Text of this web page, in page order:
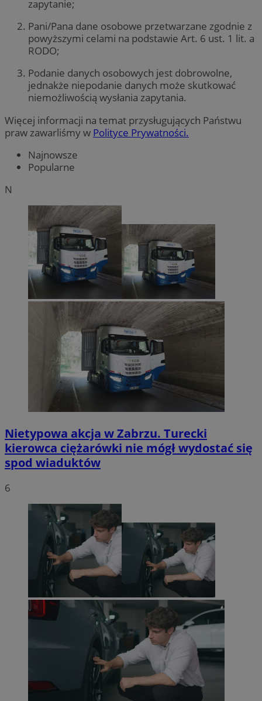
zapytanie;
Pani/Pana dane osobowe przetwarzane zgodnie z
powyższymi celami na podstawie Art. 6 ust. 1 lit. a
RODO;
Podanie danych osobowych jest dobrowolne,
jednakże niepodanie danych może skutkować
niemożliwością wysłania zapytania.
Więcej informacji na temat przysługujących Państwu
praw zawarliśmy w Polityce Prywatności.
Najnowsze
Popularne
N
Nietypowa akcja w Zabrzu. Turecki
kierowca ciężarówki nie mógł wydostać się
spod wiaduktów
6